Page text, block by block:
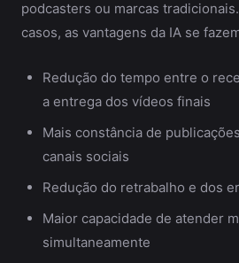
podcasters ou marcas
casos, as vantagens da IA se
Redução do tempo entre o
a entrega dos vídeos finais
Mais constância de
canais sociais
Redução do retrabalho e dos
Maior capacidade de atender
simultaneamente